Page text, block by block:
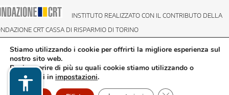
INSTITUTO REALIZZATO CON IL CONTRIBUTO DELLA
CRT CASSA DI RISPARMIO DI TORINO
Stiamo utilizzando i cookie per offrirti la migliore esperienza sul
nostro sito web.
Puoi scoprire di più su quali cookie stiamo utilizzando o
disattivarli in impostazioni.